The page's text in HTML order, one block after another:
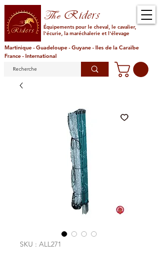
TheRiders
Équipements pour le cheval, le cavalier,
l'écurie, la maréchalerie et l'élevage
Martinique - Guadeloupe - Guyane - Iles de la Caraïbe
France - International
SKU : ALL271